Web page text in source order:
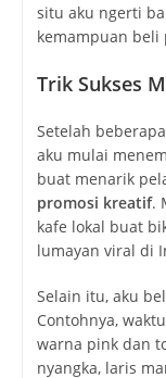
situ aku ngerti
kemampuan beli
Trik Sukses
Setelah
aku mulai
buat menarik
promosi kreatif.
kafe lokal buat
lumayan viral di
Selain itu, aku
Contohnya,
warna pink dan
nyangka, laris